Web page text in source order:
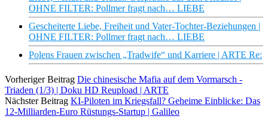
OHNE FILTER: Pollmer fragt nach… LIEBE
Gescheiterte Liebe, Freiheit und Vater-Tochter-Beziehungen |
OHNE FILTER: Pollmer fragt nach… LIEBE
Polens Frauen zwischen „Tradwife“ und Karriere | ARTE Re:
Vorheriger Beitrag Die chinesische Mafia auf dem Vormarsch -
Triaden (1/3) | Doku HD Reupload | ARTE
Nächster Beitrag KI-Piloten im Kriegsfall? Geheime Einblicke: Das
12-Milliarden-Euro Rüstungs-Startup | Galileo